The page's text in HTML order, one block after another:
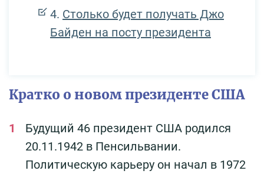
Столько будет получать Джо
Байден на посту президента
Кратко о новом президенте США
Будущий 46 президент США родился
20.11.1942 в Пенсильвании.
Политическую карьеру он начал в 1972